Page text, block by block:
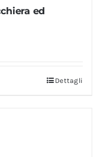
ed
Dettagli